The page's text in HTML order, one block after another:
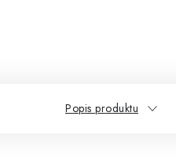
Popis produktu